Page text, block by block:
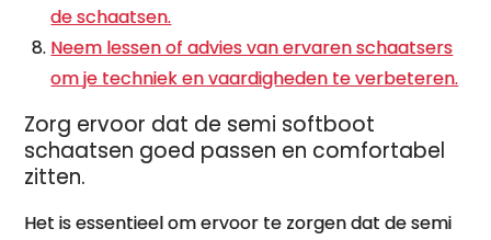
de schaatsen.
Neem lessen of advies van ervaren schaatsers
om je techniek en vaardigheden te verbeteren.
Zorg ervoor dat de semi softboot
schaatsen goed passen en comfortabel
zitten.
Het is essentieel om ervoor te zorgen dat de semi